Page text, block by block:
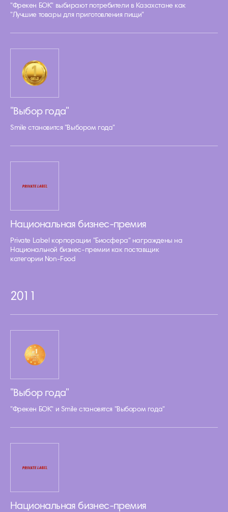
"Фрекен БОК" выбирают потребители в Казахстане как
"Лучшие товары для приготовления пищи"
"Выбор года"
Smile становится "Выбором года"
Национальная бизнес-премия
Private Label корпорации "Биосфера" награждены на
Национальной бизнес-премии как поставщик
категории Non-Food
2011
"Выбор года"
"Фрекен БОК" и Smile становятся "Выбором года"
Национальная бизнес-премия